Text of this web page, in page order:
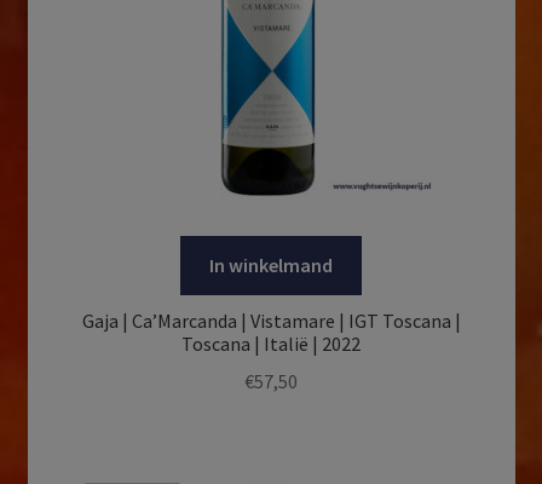
In winkelmand
Gaja | Ca’Marcanda | Vistamare | IGT Toscana |
Toscana | Italië | 2022
€57,50